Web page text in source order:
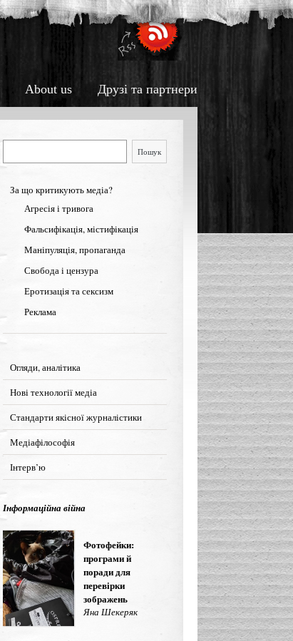
About us Друзі та партнери
Пошук
За що критикують медіа?
Агресія і тривога
Фальсифікація, містифікація
Маніпуляція, пропаганда
Свобода і цензура
Еротизація та сексизм
Реклама
Огляди, аналітика
Нові технології медіа
Стандарти якісної журналістики
Медіафілософія
Інтерв’ю
Інформаційна війна
Фотофейки:
програми й
поради для
перевірки
зображень
Яна Шекеряк